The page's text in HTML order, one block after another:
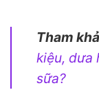
Tham
kiệu, dưa
sữa?